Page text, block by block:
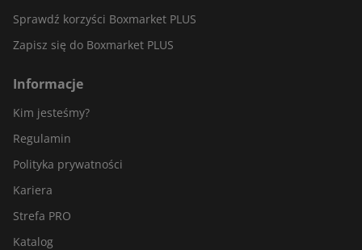
Sprawdź korzyści Boxmarket PLUS
Zapisz się do Boxmarket PLUS
Informacje
Kim jesteśmy?
Regulamin
Polityka prywatności
Kariera
Strefa PRO
Katalog